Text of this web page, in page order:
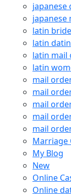
japanese
japanese
latin
latin
latin mail
latin
mail
mail
mail
mail
mail
Marriage
My Blog
New
Online
Online